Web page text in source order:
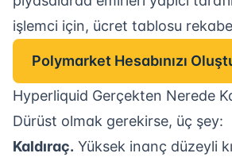
işlemci için, ücret tablosu
Polymarket Hesabınızı
Hyperliquid Gerçekten Nerede
Dürüst olmak gerekirse, üç şey:
Kaldıraç. Yüksek inanç düzeyli